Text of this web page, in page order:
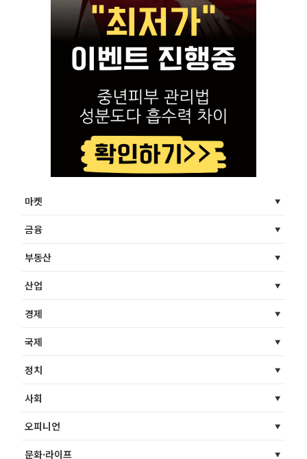
마켓
금융
부동산
산업
경제
국제
정치
사회
오피니언
문화·라이프